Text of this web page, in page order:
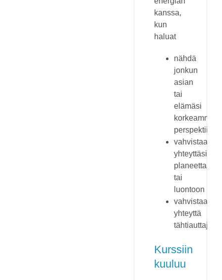
kanssa,
kun
haluat
nähdä
jonkun
asian
tai
elämäsi
vahvistaa
yhteyttäsi
planeettaan
tai
luontoon
vahvistaa
yhteyttä
tähtiauttajiin
Kurssiin
kuuluu